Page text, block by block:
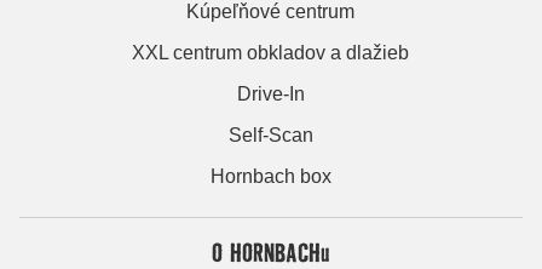
Kúpeľňové centrum
XXL centrum obkladov a dlažieb
Drive-In
Self-Scan
Hornbach box
O HORNBACHu